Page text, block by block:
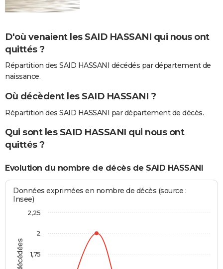
D'où venaient les SAID HASSANI qui nous ont
quittés ?
Répartition des SAID HASSANI décédés par département de
naissance.
Où décèdent les SAID HASSANI ?
Répartition des SAID HASSANI par département de décès.
Qui sont les SAID HASSANI qui nous ont
quittés ?
Evolution du nombre de décès de SAID HASSANI
Données exprimées en nombre de décès (source :
Insee)
1,75
2
2,25